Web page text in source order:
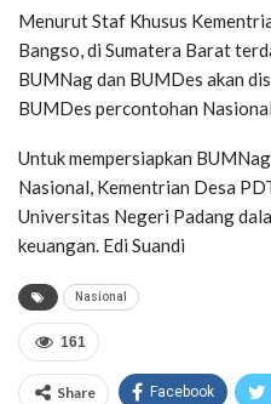
Menurut Staf Khusus
Bangso, di Sumatera Barat
BUMNag dan BUMDes akan
BUMDes percontohan
Untuk mempersiapkan
Nasional, Kementrian Desa
Universitas Negeri Padang
keuangan. Edi Suandi
Nasional
161
Share Facebook